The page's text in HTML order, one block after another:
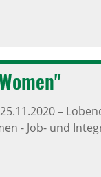
25.11.2020–
- Job- und